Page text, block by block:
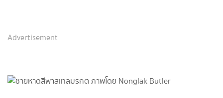
Advertisement